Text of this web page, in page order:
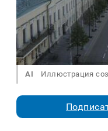
AI Иллюстрация